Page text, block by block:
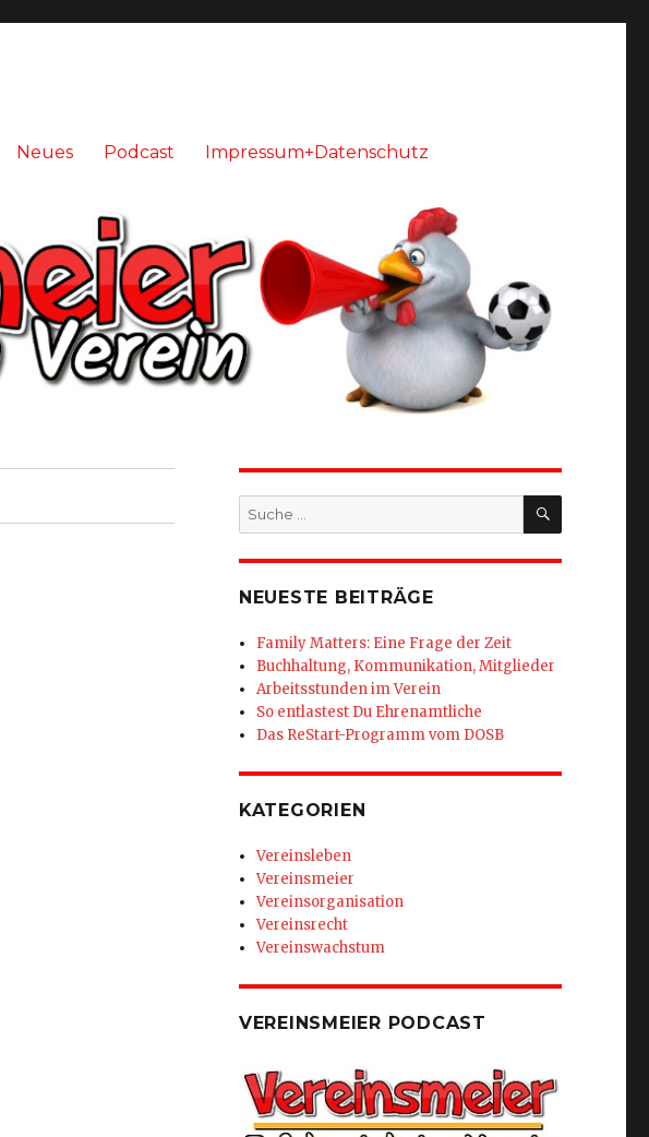
Neues Podcast Impressum+Datenschutz
Suche
nach:
SUCHEN
NEUESTE BEITRÄGE
Family Matters: Eine Frage der Zeit
Buchhaltung, Kommunikation, Mitglieder
Arbeitsstunden im Verein
So entlastest Du Ehrenamtliche
Das ReStart-Programm vom DOSB
KATEGORIEN
Vereinsleben
Vereinsmeier
Vereinsorganisation
Vereinsrecht
Vereinswachstum
VEREINSMEIER PODCAST